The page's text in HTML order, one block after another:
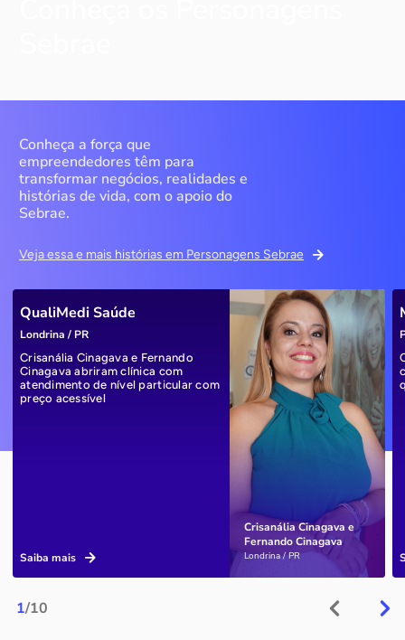
Conheça a força que
empreendedores têm para
transformar negócios, realidades e
histórias de vida, com o apoio do
Sebrae.
Veja essa e mais histórias em Personagens Sebrae
1/10
Crisanália Cinagava e
Fernando Cinagava
Londrina / PR
QualiMedi Saúde
Londrina / PR
Crisanália Cinagava e Fernando
Cinagava abriram clínica com
atendimento de nível particular com
preço acessível
Saiba mais